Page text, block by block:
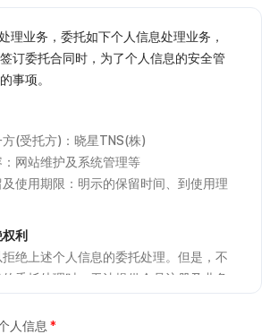
率及收集服务使用统计等分析用户服务
服务的稳定性及品质
时间
到收集及使用目的后，将立即销毁。但
，出于以下原因，将在明示的期间内保
用户、应对用户咨询、处理投诉、传达
的收集的内容
理业务，委托如下个人信息处理业务，
订委托合同时，为了个人信息的安全管
事项。
(受托方)：晓星TNS(株)
网站维护及系统管理等
使用期限：明示的保留时间、到使用理
利
绝上述个人信息的委托处理。但是，不
委托处理时，无法提供会员注册及业务
人信息 *